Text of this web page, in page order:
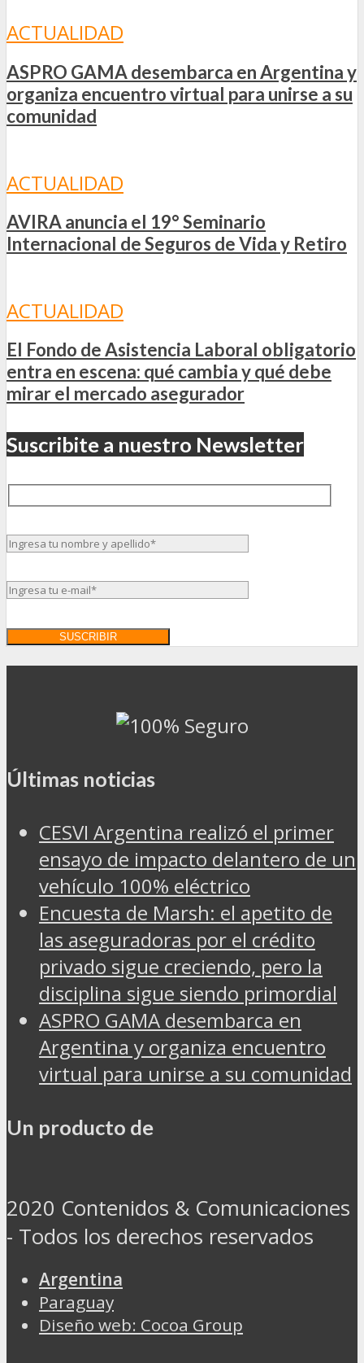
ACTUALIDAD
ASPRO GAMA desembarca en Argentina y
organiza encuentro virtual para unirse a su
comunidad
ACTUALIDAD
AVIRA anuncia el 19° Seminario
Internacional de Seguros de Vida y Retiro
ACTUALIDAD
El Fondo de Asistencia Laboral obligatorio
entra en escena: qué cambia y qué debe
mirar el mercado asegurador
Suscribite a nuestro Newsletter
Últimas noticias
CESVI Argentina realizó el primer
ensayo de impacto delantero de un
vehículo 100% eléctrico
Encuesta de Marsh: el apetito de
las aseguradoras por el crédito
privado sigue creciendo, pero la
disciplina sigue siendo primordial
ASPRO GAMA desembarca en
Argentina y organiza encuentro
virtual para unirse a su comunidad
Un producto de
2020 Contenidos & Comunicaciones
- Todos los derechos reservados
Argentina
Paraguay
Diseño web: Cocoa Group